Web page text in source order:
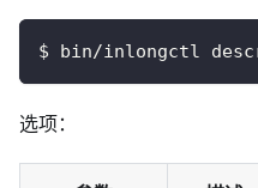
$ bin/inlongctl
选项：